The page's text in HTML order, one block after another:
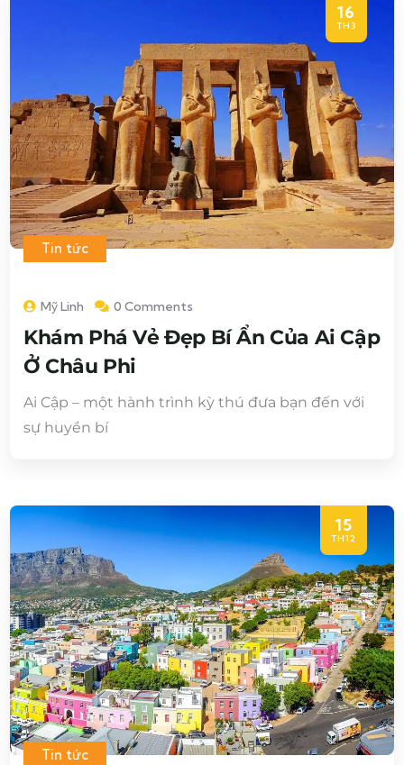
16
TH3
Tin tức
Mỹ Linh 0 Comments
Khám Phá Vẻ Đẹp Bí Ẩn Của Ai Cập
Ở Châu Phi
Ai Cập – một hành trình kỳ thú đưa bạn đến với
sự huyền bí
15
TH12
Tin tức